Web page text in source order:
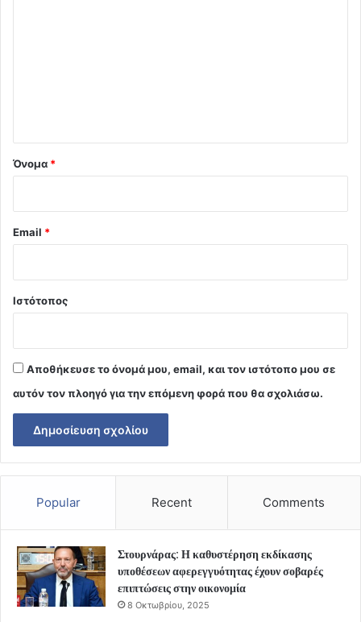
Όνομα *
Email *
Ιστότοπος
Αποθήκευσε το όνομά μου, email, και τον ιστότοπο μου σε
αυτόν τον πλοηγό για την επόμενη φορά που θα σχολιάσω.
Popular Recent Comments
Στουρνάρας: Η καθυστέρηση εκδίκασης
υποθέσεων αφερεγγυότητας έχουν σοβαρές
επιπτώσεις στην οικονομία
8 Οκτωβρίου, 2025